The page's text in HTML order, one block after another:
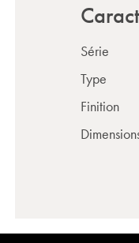
Série
Type
Finition